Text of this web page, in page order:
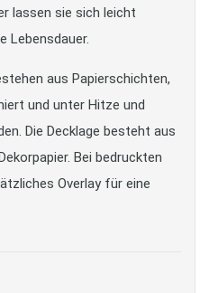
lassen sie sich leicht
Lebensdauer.
aus Papierschichten,
und unter Hitze und
Die Decklage besteht aus
Bei bedruckten
Overlay für eine